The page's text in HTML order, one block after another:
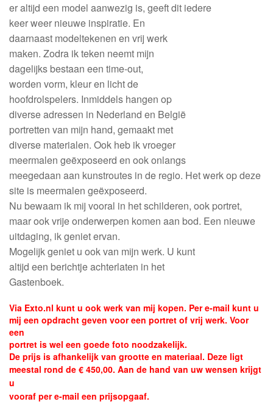
eraltijd een model aanwezig is, geeft dit iedere
keerweer nieuwe inspiratie. En
daarnaast modeltekenen en vrij werk
maken. Zodra ikteken neemt mijn
dagelijks bestaan een time-out,
worden vorm, kleur en lichtde
hoofdrolspelers. Inmiddels hangen op
diverseadressen in Nederland en België
portretten van mijn hand, gemaakt met
diverse materialen. Ook heb ikvroeger
meermalen geëxposeerd en ookonlangs
meegedaan aan kunstroutes in de regio. Het werk op deze
site is meermalen geëxposeerd.
Nu bewaam ik mij vooral in het schilderen, ook portret,
maar ook vrije onderwerpen komen aan bod. Een nieuwe
uitdaging, ik geniet ervan.
Mogelijk geniet u ook van mijn werk. U kunt
altijd een berichtje achterlaten in het
Gastenboek.
Via Exto.nl kunt u ook werk van mij kopen. Per e-mail kunt u
mij een opdracht geven voor een portret of vrij werk. Voor
een
portret is wel een goede foto noodzakelijk.
De prijs is afhankelijk van grootte en materiaal. Deze ligt
meestal rond de € 450,00. Aan de hand van uw wensen krijgt
u
vooraf per e-mail een prijsopgaaf.